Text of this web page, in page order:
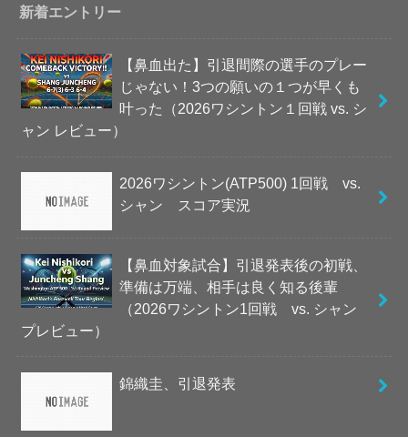
新着エントリー
【鼻血出た】引退間際の選手のプレー
じゃない！3つの願いの１つが早くも
叶った（2026ワシントン１回戦 vs. シ
ャン レビュー）
2026ワシントン(ATP500) 1回戦 vs.
シャン スコア実況
【鼻血対象試合】引退発表後の初戦、
準備は万端、相手は良く知る後輩
（2026ワシントン1回戦 vs. シャン
プレビュー）
錦織圭、引退発表